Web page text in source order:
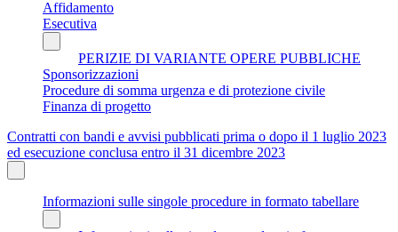
Affidamento
Esecutiva
PERIZIE DI VARIANTE OPERE PUBBLICHE
Sponsorizzazioni
Procedure di somma urgenza e di protezione civile
Finanza di progetto
Contratti con bandi e avvisi pubblicati prima o dopo il 1 luglio 2023
ed esecuzione conclusa entro il 31 dicembre 2023
Informazioni sulle singole procedure in formato tabellare